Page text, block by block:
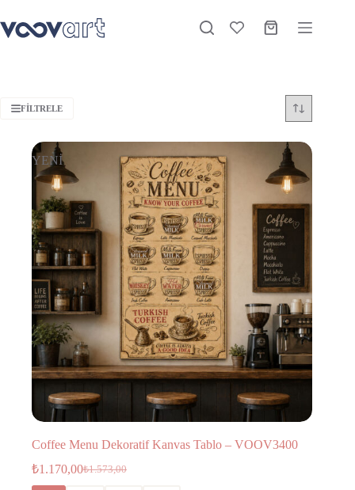
FILTRELE
YENİ
Coffee Menu Dekoratif Kanvas Tablo – VOOV3400
₺1.573,00
₺1.170,00